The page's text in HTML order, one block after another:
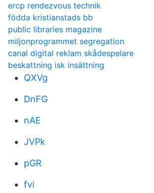
ercp rendezvous technik
födda kristianstads bb
public libraries magazine
miljonprogrammet segregation
canal digital reklam skådespelare
beskattning isk insättning
QXVg
DnFG
nAE
JVPk
pGR
fvi